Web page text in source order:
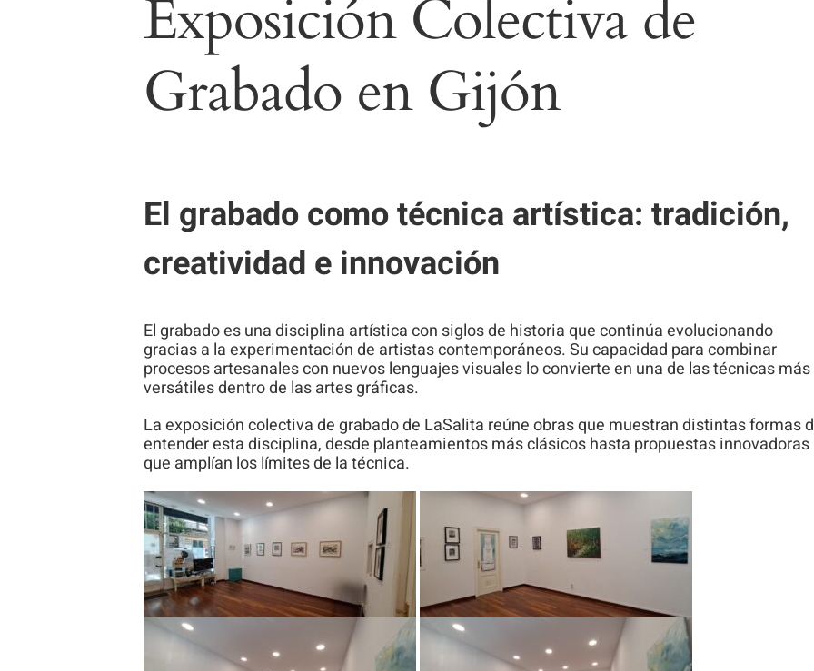
Exposición Colectiva de
Grabado en Gijón
El grabado como técnica artística: tradición,
creatividad e innovación
El grabado es una disciplina artística con siglos de historia que continúa evolucionando
gracias a la experimentación de artistas contemporáneos. Su capacidad para combinar
procesos artesanales con nuevos lenguajes visuales lo convierte en una de las técnicas más
versátiles dentro de las artes gráficas.
La exposición colectiva de grabado de LaSalita reúne obras que muestran distintas formas
entender esta disciplina, desde planteamientos más clásicos hasta propuestas innovadoras
que amplían los límites de la técnica.